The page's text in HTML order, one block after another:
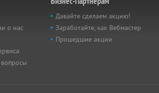
о нас
Давайте сделаем акцию!
Заработайте, как Вебмастер
Прошедшие акции